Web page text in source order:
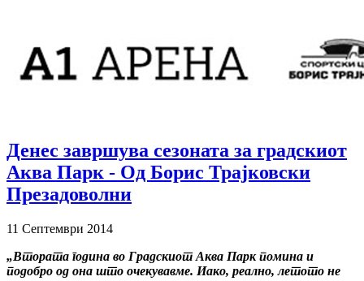
Денес завршува сезоната за градскиот
Аква Парк - Од Борис Трајковски
Презадоволни
11 Септември 2014
„Втората година во Градскиот Аква Парк помина и
подобро од она што очекувавме. Иако, реално, летото не